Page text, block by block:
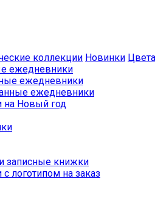
коллекции Новинки Цвета
ежедневники
ежедневники
ежедневники
на Новый год
записные книжки
логотипом на заказ